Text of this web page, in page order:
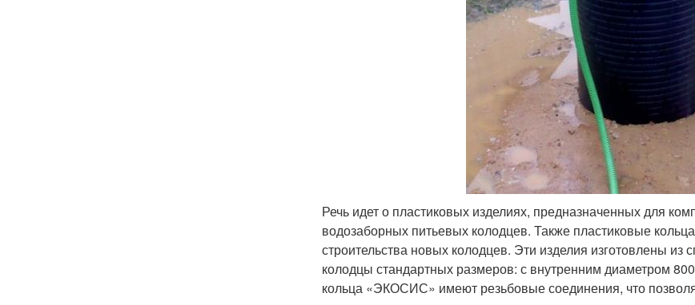
Речь идет о пластиковых изделиях, предназначенных для
водозаборных питьевых колодцев. Также пластиковые
строительства новых колодцев. Эти изделия изготовлены
колодцы стандартных размеров: с внутренним диаметром
кольца «ЭКОСИС» имеют резьбовые соединения, что